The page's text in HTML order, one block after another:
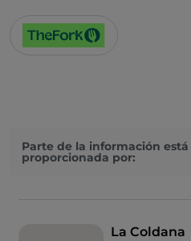
Parte de la información está
proporcionada por:
La Coldana